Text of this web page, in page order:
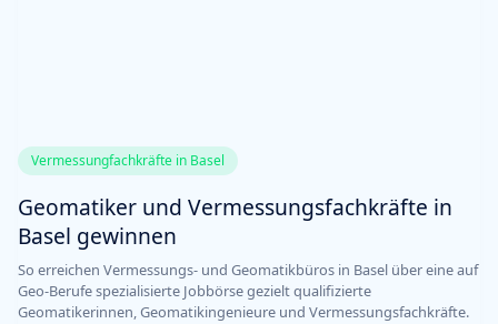
Vermessungfachkräfte in Basel
Geomatiker und Vermessungsfachkräfte in
Basel gewinnen
So erreichen Vermessungs- und Geomatikbüros in Basel über eine auf
Geo-Berufe spezialisierte Jobbörse gezielt qualifizierte
Geomatikerinnen, Geomatikingenieure und Vermessungsfachkräfte.